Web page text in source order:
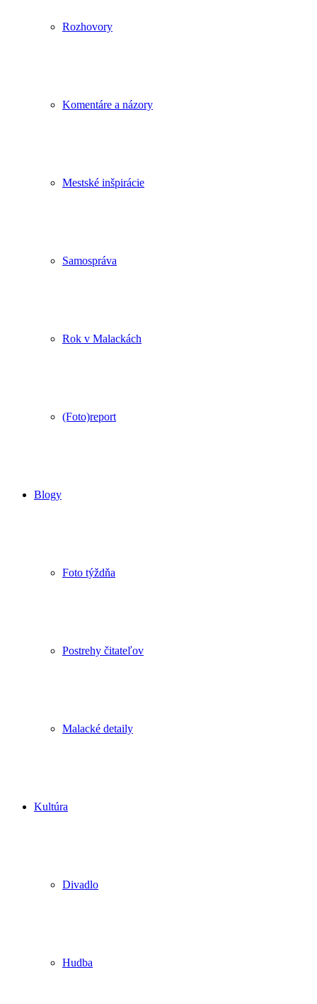
Rozhovory
Komentáre a názory
Mestské inšpirácie
Samospráva
Rok v Malackách
(Foto)report
Blogy
Foto týždňa
Postrehy čitateľov
Malacké detaily
Kultúra
Divadlo
Hudba